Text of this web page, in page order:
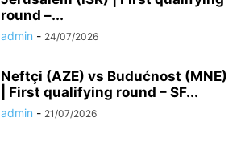
round –...
admin - 24/07/2026
Neftçi (AZE) vs Budućnost (MNE)
| First qualifying round – SF...
admin - 21/07/2026